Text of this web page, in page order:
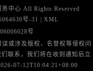
山东省泰安市泰山区财源街道泰山大街浪琴售后服务中心（需提前预约）
山东省枣庄市滕州市北辛路与善国路交叉口浪琴售后服务中心（需提前预约）
务中心 All Rights Reserved
号-31
XML
号
或涉及版权、名誉权等侵权问
联系，我们将在收到通知后立
07-12T10:04:21+08:00